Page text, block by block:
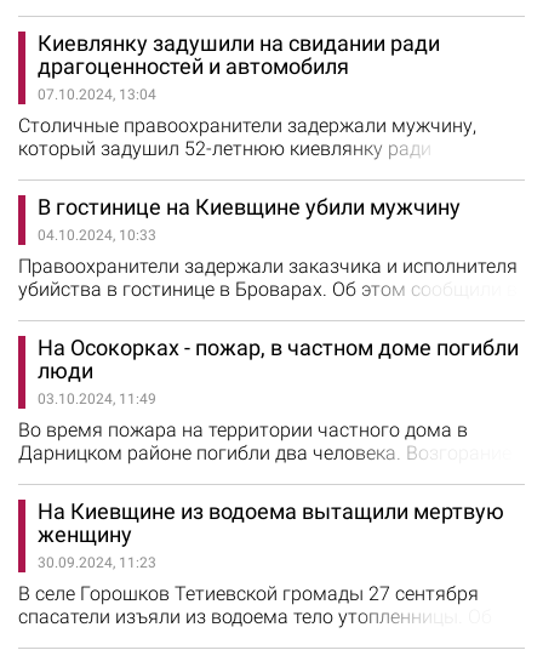
области. Полицейские установили, что 44-летний
мужчина пил дома спиртное в компании своего 60-
летнего приятеля. Между мужчинами возникла ссора,
в ходе которой гость нанес шесть ударов топором по
шее хозяину дома. От полученных…
Киевлянку задушили на свидании ради
драгоценностей и автомобиля
07.10.2024, 13:04
Столичные правоохранители задержали мужчину,
который задушил 52-летнюю киевлянку ради
полиции Киева. Сообщение об убийстве женщины
поступило в полицию от родственников погибшей. Они
забили тревогу, когда 51-летняя киевлянка перестала
выходить на связь, а когда приехали к ней домой -
обнаружили в квартире ее тело со следами…
В гостинице на Киевщине убили мужчину
04.10.2024, 10:33
Правоохранители задержали заказчика и исполнителя
убийства в гостинице в Броварах. Об этом сообщили в
поступило сообщение от администратора одного из
отелей в Броварах, что она услышала звуки выстрелов
и пошла узнать, что происходит. В одном из номеров
женщина обнаружила тело неизвестного мужчины. На
месте полицейские…
На Осокорках - пожар, в частном доме погибли
люди
03.10.2024, 11:49
Во время пожара на территории частного дома в
Дарницком районе погибли два человека. Возгорание
Осокорках, сообщили в ГСЧС Киева. Пожар произошел
в двухэтажном частном доме. Возгорание
ликвидировали 2 октября в 02:09 на площади 80 кв. м.
Во время тушения пожара спасатели обнаружили тела
двух человек. Причину…
На Киевщине из водоема вытащили мертвую
женщину
30.09.2024, 11:23
В селе Горошков Тетиевской громады 27 сентября
спасатели изъяли из водоема тело утопленницы. Об